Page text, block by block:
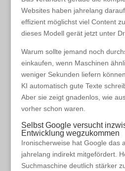
Websites haben jahrelang
effizient möglichst viel Content
dieses Modell gerät jetzt unter
Warum sollte jemand noch
einkaufen, wenn Maschinen
weniger Sekunden liefern
KI automatisch gute Texte
Aber sie zeigt gnadenlos, wie
vorher schon waren.
Selbst Google versucht
Entwicklung wegzukommen
Ironischerweise hat Google das
jahrelang indirekt mitgefördert.
Suchmaschine deutlich stärker